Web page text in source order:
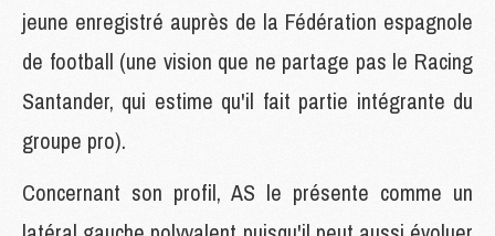
jeune enregistré auprès de la Fédération espagnole
de football (une vision que ne partage pas le Racing
Santander, qui estime qu'il fait partie intégrante du
groupe pro).
Concernant son profil, AS le présente comme un